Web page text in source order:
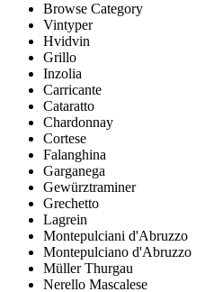
Browse Category
Vintyper
Hvidvin
Grillo
Inzolia
Carricante
Cataratto
Chardonnay
Cortese
Falanghina
Garganega
Gewürztraminer
Grechetto
Lagrein
Montepulciani d'Abruzzo
Montepulciano d'Abruzzo
Müller Thurgau
Nerello Mascalese